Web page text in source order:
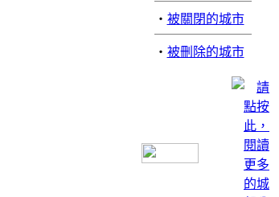
‧ 被關閉的城市
‧ 被刪除的城市